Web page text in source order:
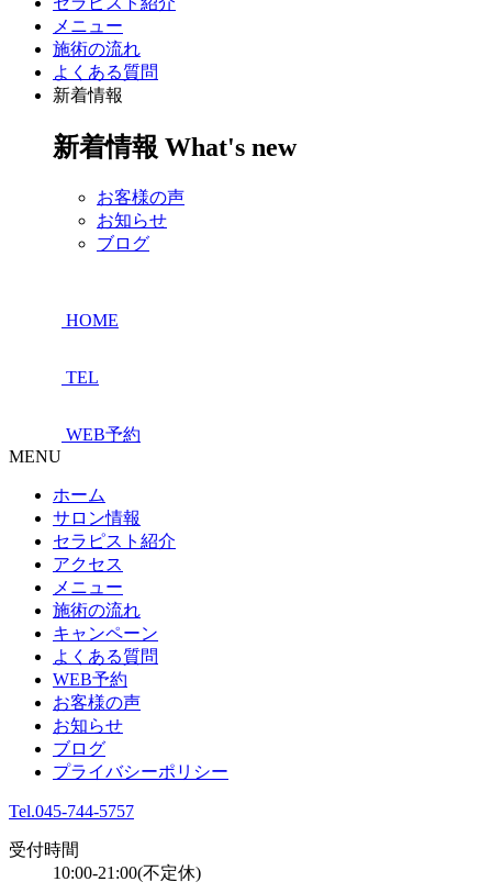
メニュー
施術の流れ
よくある質問
新着情報
新着情報 What's new
お客様の声
お知らせ
ブログ
HOME
TEL
WEB予約
MENU
ホーム
サロン情報
セラピスト紹介
アクセス
メニュー
施術の流れ
キャンペーン
よくある質問
WEB予約
お客様の声
お知らせ
ブログ
プライバシーポリシー
Tel.045-744-5757
受付時間
10:00-21:00(不定休)